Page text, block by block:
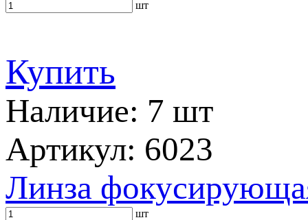
шт
Купить
Наличие: 7 шт
Артикул: 6023
Линза
шт